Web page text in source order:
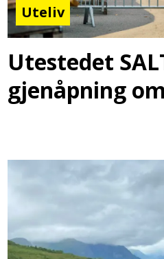
Uteliv
Utestedet
gjenåpning